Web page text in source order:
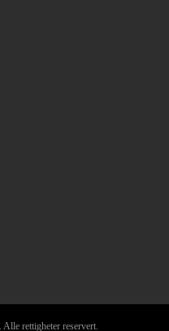
rettigheter reservert.